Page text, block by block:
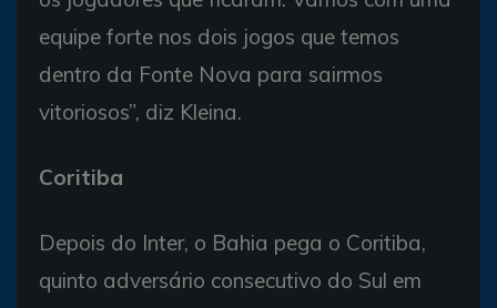
equipe forte nos dois jogos que temos
dentro da Fonte Nova para sairmos
vitoriosos”, diz Kleina.
Coritiba
Depois do Inter, o Bahia pega o Coritiba,
quinto adversário consecutivo do Sul em